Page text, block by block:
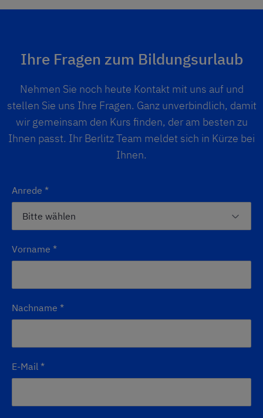
Ihre Fragen zum Bildungsurlaub
Nehmen Sie noch heute Kontakt mit uns auf und
stellen Sie uns Ihre Fragen. Ganz unverbindlich, damit
wir gemeinsam den Kurs finden, der am besten zu
Ihnen passt. Ihr Berlitz Team meldet sich in Kürze bei
Ihnen.
Anrede *
Vorname *
Nachname *
E-Mail *